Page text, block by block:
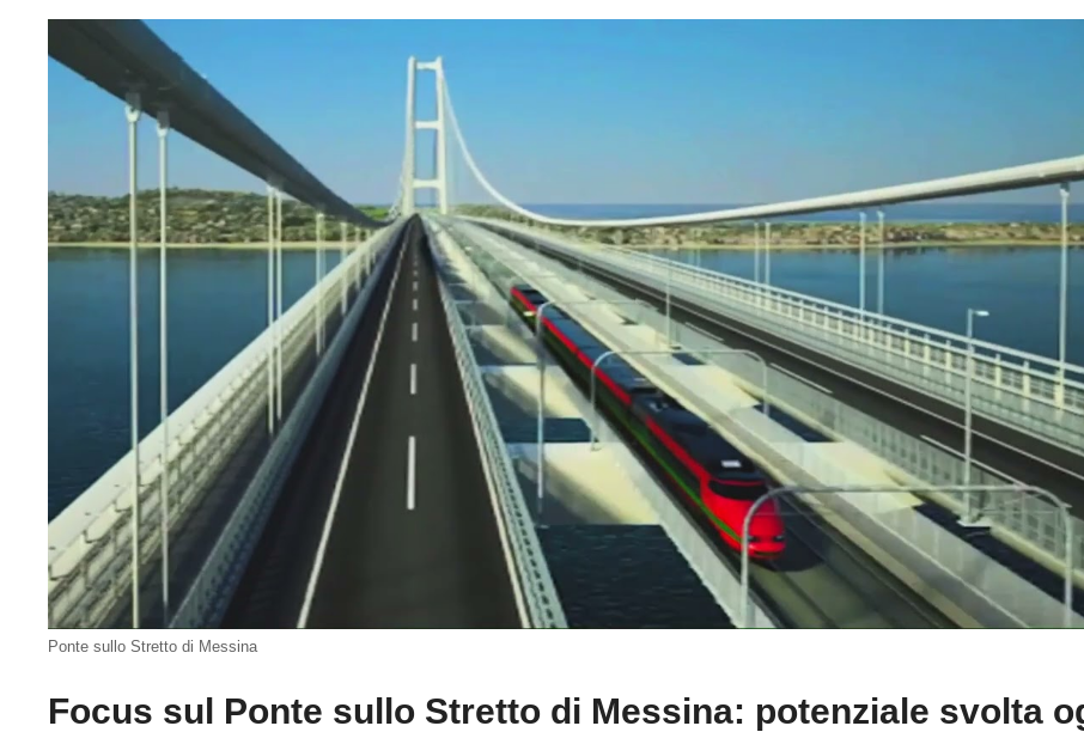
Ponte sullo Stretto di Messina
Focus sul Ponte sullo Stretto di Messina: potenziale svolta